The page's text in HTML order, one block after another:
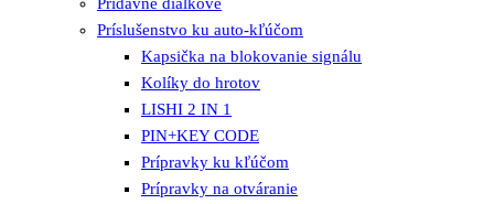
Príslušenstvo ku auto-kľúčom
Kapsička na blokovanie signálu
Kolíky do hrotov
LISHI 2 IN 1
PIN+KEY CODE
Prípravky ku kľúčom
Prípravky na otváranie